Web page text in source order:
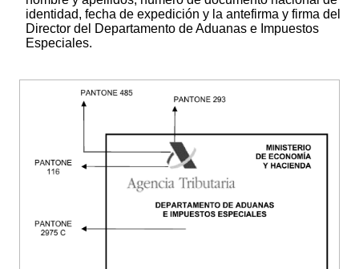
identidad, fecha de expedición y la antefirma y firma del
Director del Departamento de Aduanas e Impuestos
Especiales.